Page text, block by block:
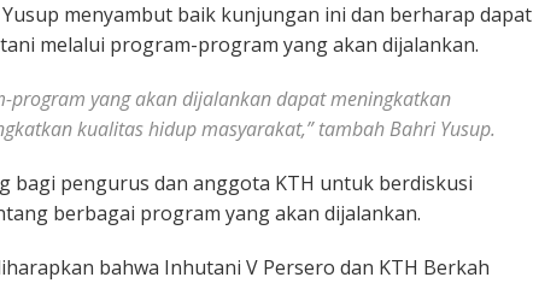
menyambut baik kunjungan ini dan berharap dapat
melalui program-program yang akan dijalankan.
program yang akan dijalankan dapat meningkatkan
kualitas hidup masyarakat,” tambah Bahri Yusup.
bagi pengurus dan anggota KTH untuk berdiskusi
berbagai program yang akan dijalankan.
bahwa Inhutani V Persero dan KTH Berkah